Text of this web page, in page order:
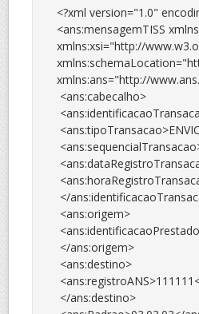
<?xml version="1.0"
<ans:mensagemTISS
xmlns:xsi="http://
xmlns:ans="http://
<ans:cabecalho>
</
<ans:origem>
</ans:origem>
<ans:destino>
</ans:destino>